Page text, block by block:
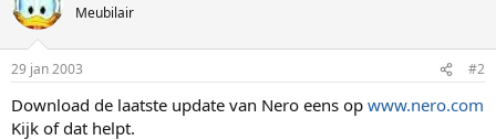
Meubilair
29 jan 2003 #2
Download de laatste update van Nero eens op www.nero.com
Kijk of dat helpt.